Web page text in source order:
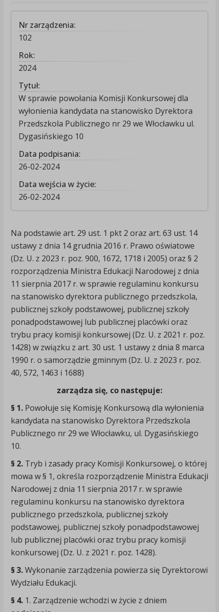
Nr zarządzenia:
102
Rok:
2024
Tytuł:
W sprawie powołania Komisji Konkursowej dla
wyłonienia kandydata na stanowisko Dyrektora
Przedszkola Publicznego nr 29 we Włocławku ul.
Dygasińskiego 10
Data podpisania:
26-02-2024
Data wejścia w życie:
26-02-2024
Na podstawie art. 29 ust. 1 pkt 2 oraz art. 63 ust. 14
ustawy z dnia 14 grudnia 2016 r. Prawo oświatowe
(Dz. U. z 2023 r. poz. 900, 1672, 1718 i 2005) oraz § 2
rozporządzenia Ministra Edukacji Narodowej z dnia
11 sierpnia 2017 r. w sprawie regulaminu konkursu
na stanowisko dyrektora publicznego przedszkola,
publicznej szkoły podstawowej, publicznej szkoły
ponadpodstawowej lub publicznej placówki oraz
trybu pracy komisji konkursowej (Dz. U. z 2021 r. poz.
1428) w związku z art. 30 ust. 1 ustawy z dnia 8 marca
1990 r. o samorządzie gminnym (Dz. U. z 2023 r. poz.
40, 572, 1463 i 1688)
zarządza się, co następuje:
§ 1. Powołuje się Komisję Konkursową dla wyłonienia
kandydata na stanowisko Dyrektora Przedszkola
Publicznego nr 29 we Włocławku, ul. Dygasińskiego
10.
§ 2. Tryb i zasady pracy Komisji Konkursowej, o której
mowa w § 1, określa rozporządzenie Ministra Edukacji
Narodowej z dnia 11 sierpnia 2017 r. w sprawie
regulaminu konkursu na stanowisko dyrektora
publicznego przedszkola, publicznej szkoły
podstawowej, publicznej szkoły ponadpodstawowej
lub publicznej placówki oraz trybu pracy komisji
konkursowej (Dz. U. z 2021 r. poz. 1428).
§ 3.Wykonanie zarządzenia powierza się Dyrektorowi
Wydziału Edukacji.
§ 4. 1. Zarządzenie wchodzi w życie z dniem